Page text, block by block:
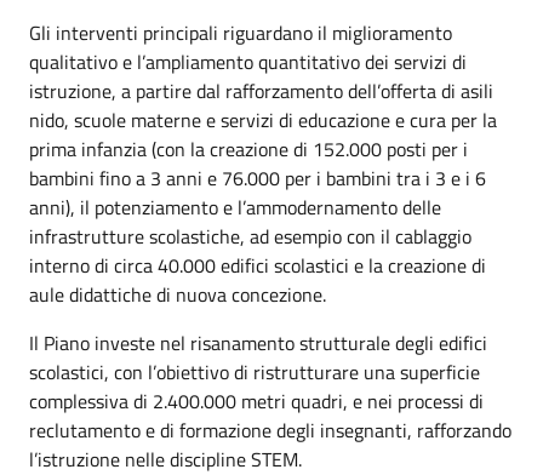
Gli interventi principali riguardano il miglioramento
qualitativo e l’ampliamento quantitativo dei servizi di
istruzione, a partire dal rafforzamento dell’offerta di asili
nido, scuole materne e servizi di educazione e cura per la
prima infanzia (con la creazione di 152.000 posti per i
bambini fino a 3 anni e 76.000 per i bambini tra i 3 e i 6
anni), il potenziamento e l’ammodernamento delle
infrastrutture scolastiche, ad esempio con il cablaggio
interno di circa 40.000 edifici scolastici e la creazione di
aule didattiche di nuova concezione.
Il Piano investe nel risanamento strutturale degli edifici
scolastici, con l’obiettivo di ristrutturare una superficie
complessiva di 2.400.000 metri quadri, e nei processi di
reclutamento e di formazione degli insegnanti, rafforzando
l’istruzione nelle discipline STEM.